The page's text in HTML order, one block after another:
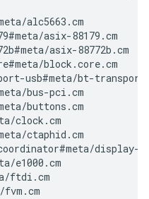
alc5663.cm
asix-88179.cm
asix-88772b.cm
block.core.cm
usb#meta/bt-transport-
bus-pci.cm
buttons.cm
clock.cm
ctaphid.cm
display-
e1000.cm
ftdi.cm